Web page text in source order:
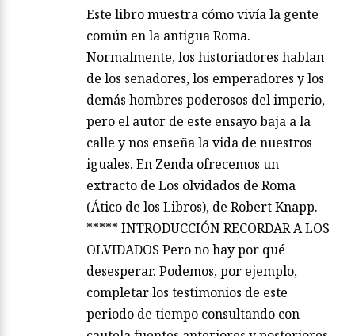
Este libro muestra cómo vivía la gente
común en la antigua Roma.
Normalmente, los historiadores hablan
de los senadores, los emperadores y los
demás hombres poderosos del imperio,
pero el autor de este ensayo baja a la
calle y nos enseña la vida de nuestros
iguales. En Zenda ofrecemos un
extracto de Los olvidados de Roma
(Ático de los Libros), de Robert Knapp.
***** INTRODUCCIÓN RECORDAR A LOS
OLVIDADOS Pero no hay por qué
desesperar. Podemos, por ejemplo,
completar los testimonios de este
periodo de tiempo consultando con